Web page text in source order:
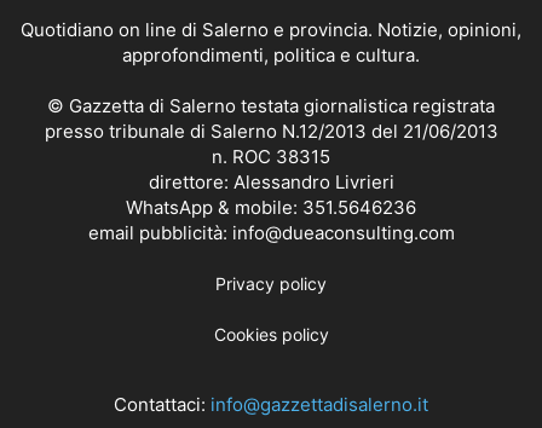
Quotidiano on line di Salerno e provincia. Notizie, opinioni,
approfondimenti, politica e cultura.
© Gazzetta di Salerno testata giornalistica registrata
presso tribunale di Salerno N.12/2013 del 21/06/2013
n. ROC 38315
direttore: Alessandro Livrieri
WhatsApp & mobile: 351.5646236
email pubblicità: info@dueaconsulting.com
Privacy policy
Cookies policy
Contattaci: info@gazzettadisalerno.it